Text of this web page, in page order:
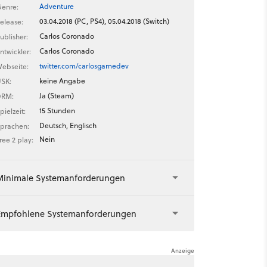
Adventure
03.04.2018 (PC, PS4), 05.04.2018 (Switch)
Carlos Coronado
Carlos Coronado
twitter.com/carlosgamedev
keine Angabe
Ja (Steam)
15 Stunden
Deutsch, Englisch
2 play:
Nein
Systemanforderungen
Systemanforderungen